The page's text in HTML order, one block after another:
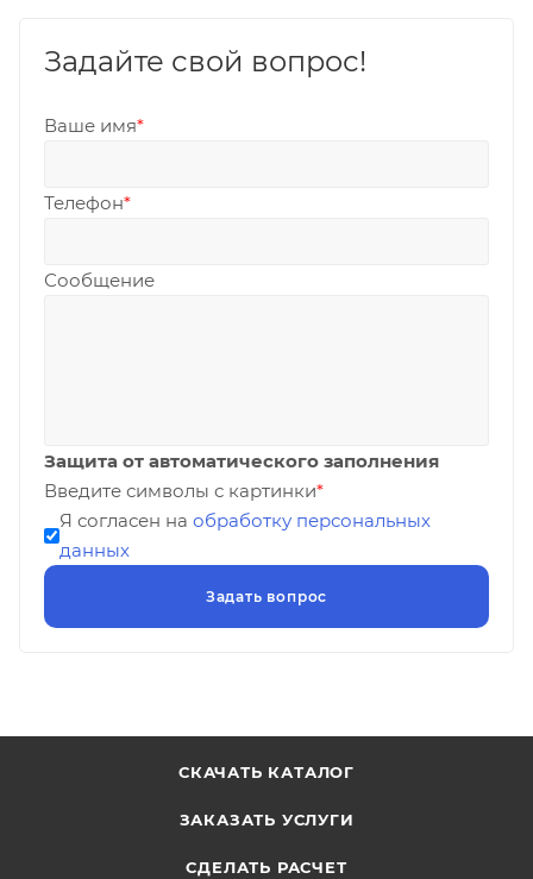
Задайте свой вопрос!
Ваше имя*
Телефон*
Сообщение
Защита от автоматического заполнения
Введите символы с картинки*
Я согласен на обработку персональных
данных
СКАЧАТЬ КАТАЛОГ
ЗАКАЗАТЬ УСЛУГИ
СДЕЛАТЬ РАСЧЕТ